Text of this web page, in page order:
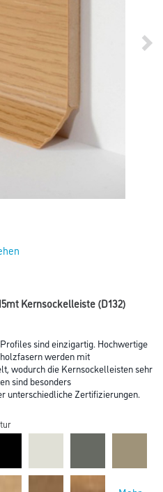
Kernsockelleiste (D132)
sind einzigartig. Hochwertige
werden mit
wodurch die Kernsockelleisten sehr
sind besonders
unterschiedliche Zertifizierungen.